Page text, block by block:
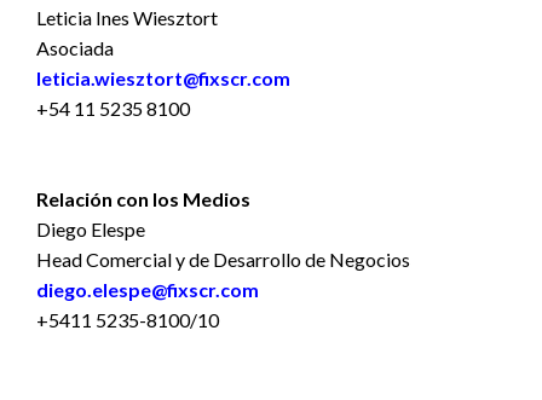
Leticia Ines Wiesztort
Asociada
leticia.wiesztort@fixscr.com
+54 11 5235 8100
Relación con los Medios
Diego Elespe
Head Comercial y de Desarrollo de Negocios
diego.elespe@fixscr.com
+5411 5235-8100/10